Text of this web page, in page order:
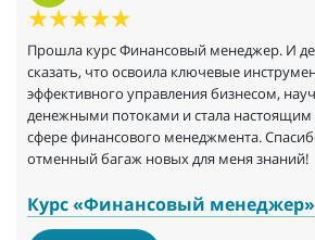
Прошла курс Финансовый менеджер. И
сказать, что освоила ключевые
эффективного управления бизнесом,
денежными потоками и стала
сфере финансового менеджмента.
отменный багаж новых для меня знаний!
Курс «Финансовый менеджер»